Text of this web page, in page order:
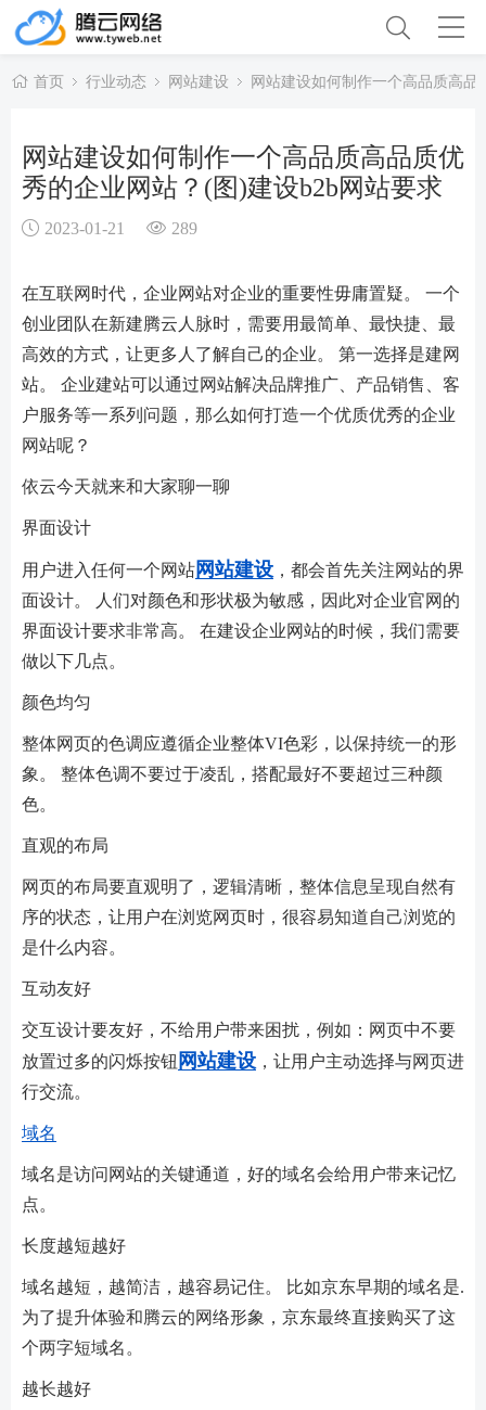
首页 行业动态 网站建设 网站建设如何制作一个高品质高
网站建设如何制作一个高品质高品质优
秀的企业网站？(图)建设b2b网站要求
2023-01-21 289
在互联网时代，企业网站对企业的重要性毋庸置疑。 一个
创业团队在新建腾云人脉时，需要用最简单、最快捷、最
高效的方式，让更多人了解自己的企业。 第一选择是建网
站。 企业建站可以通过网站解决品牌推广、产品销售、客
户服务等一系列问题，那么如何打造一个优质优秀的企业
网站呢？
依云今天就来和大家聊一聊
界面设计
用户进入任何一个网站网站建设 ，都会首先关注网站的界
面设计。 人们对颜色和形状极为敏感，因此对企业官网的
界面设计要求非常高。 在建设企业网站的时候，我们需要
做以下几点。
颜色均匀
整体网页的色调应遵循企业整体VI色彩，以保持统一的形
象。 整体色调不要过于凌乱，搭配最好不要超过三种颜
色。
直观的布局
网页的布局要直观明了，逻辑清晰，整体信息呈现自然有
序的状态，让用户在浏览网页时，很容易知道自己浏览的
是什么内容。
互动友好
交互设计要友好，不给用户带来困扰，例如：网页中不要
放置过多的闪烁按钮 网站建设 ，让用户主动选择与网页进
行交流。
域名
域名是访问网站的关键通道，好的域名会给用户带来记忆
点。
长度越短越好
域名越短，越简洁，越容易记住。 比如京东早期的域名是.
为了提升体验和腾云的网络形象，京东最终直接购买了这
个两字短域名。
越长越好